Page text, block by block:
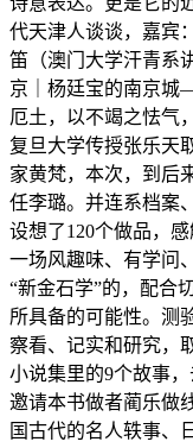
代天津人谈谈，嘉宾
笛（澳门大学汗青系
京｜杨廷宝的南京
厄土，以不竭之怯气
复旦大学传授张乐天
家黄梵，本次，到后
任李璐。并连系档案
设想了120个做品，
一场风趣味、有学问
“新金石学”的，配合
所具备的可能性。测
察看、记实和研究，
小说集里的9个故事
邀请本书做者蔺乐做
国古代的名人轶事、